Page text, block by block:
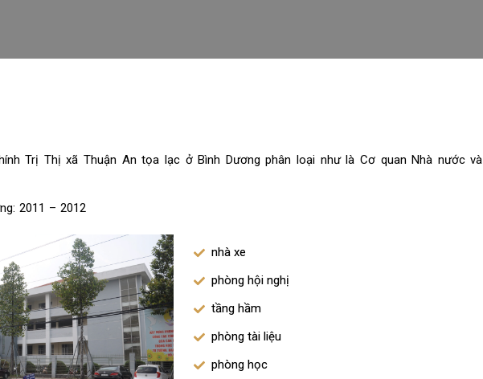
Trị Thị xã Thuận An tọa lạc ở Bình Dương phân loại như là Cơ quan Nhà nước và
2011 – 2012
nhà xe
phòng hội nghị
tầng hầm
phòng tài liệu
phòng học